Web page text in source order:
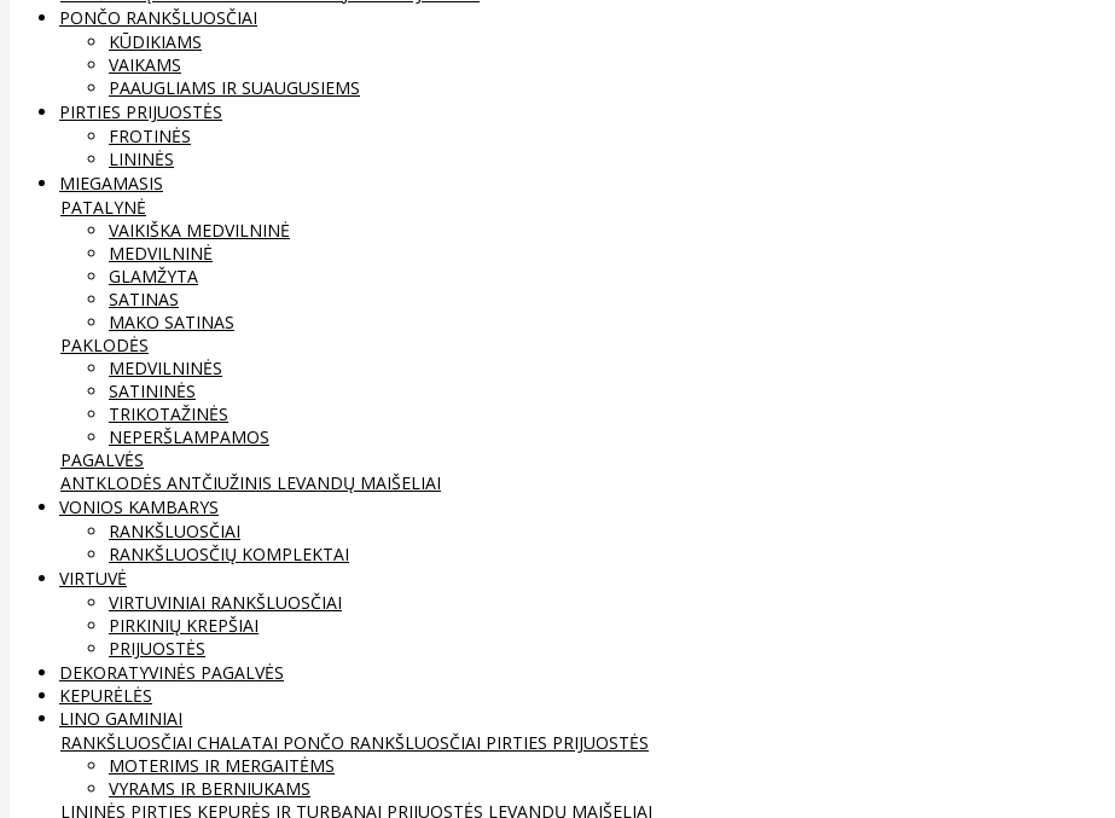
PONČO RANKŠLUOSČIAI
KŪDIKIAMS
VAIKAMS
PAAUGLIAMS IR SUAUGUSIEMS
PIRTIES PRIJUOSTĖS
FROTINĖS
LININĖS
MIEGAMASIS
PATALYNĖ
VAIKIŠKA MEDVILNINĖ
MEDVILNINĖ
GLAMŽYTA
SATINAS
MAKO SATINAS
PAKLODĖS
MEDVILNINĖS
SATININĖS
TRIKOTAŽINĖS
NEPERŠLAMPAMOS
PAGALVĖS
ANTKLODĖS ANTČIUŽINIS LEVANDŲ MAIŠELIAI
VONIOS KAMBARYS
RANKŠLUOSČIAI
RANKŠLUOSČIŲ KOMPLEKTAI
VIRTUVĖ
VIRTUVINIAI RANKŠLUOSČIAI
PIRKINIŲ KREPŠIAI
PRIJUOSTĖS
DEKORATYVINĖS PAGALVĖS
KEPURĖLĖS
LINO GAMINIAI
RANKŠLUOSČIAI CHALATAI PONČO RANKŠLUOSČIAI PIRTIES PRIJUOSTĖS
MOTERIMS IR MERGAITĖMS
VYRAMS IR BERNIUKAMS
LININĖS PIRTIES KEPURĖS IR TURBANAI PRIJUOSTĖS LEVANDŲ MAIŠELIAI